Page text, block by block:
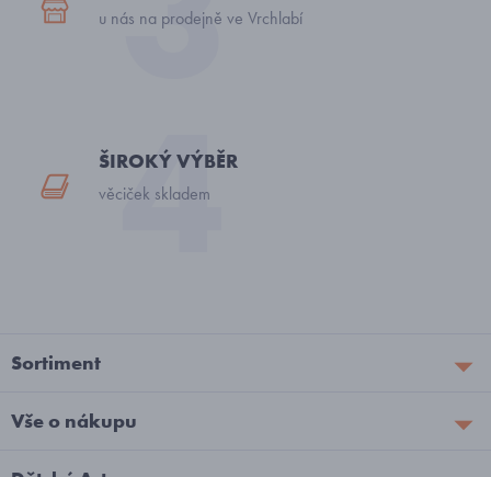
u nás na prodejně ve Vrchlabí
ŠIROKÝ VÝBĚR
věciček skladem
Sortiment
Vše o nákupu